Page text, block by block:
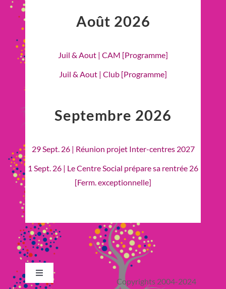
Août 2026
Juil & Aout | CAM [Programme]
Juil & Aout | Club [Programme]
Septembre 2026
29 Sept. 26 | Réunion projet Inter-centres 2027
1 Sept. 26 | Le Centre Social prépare sa rentrée 26
[Ferm. exceptionnelle]
Toggle
Navigation
Copyrights 2004-2024